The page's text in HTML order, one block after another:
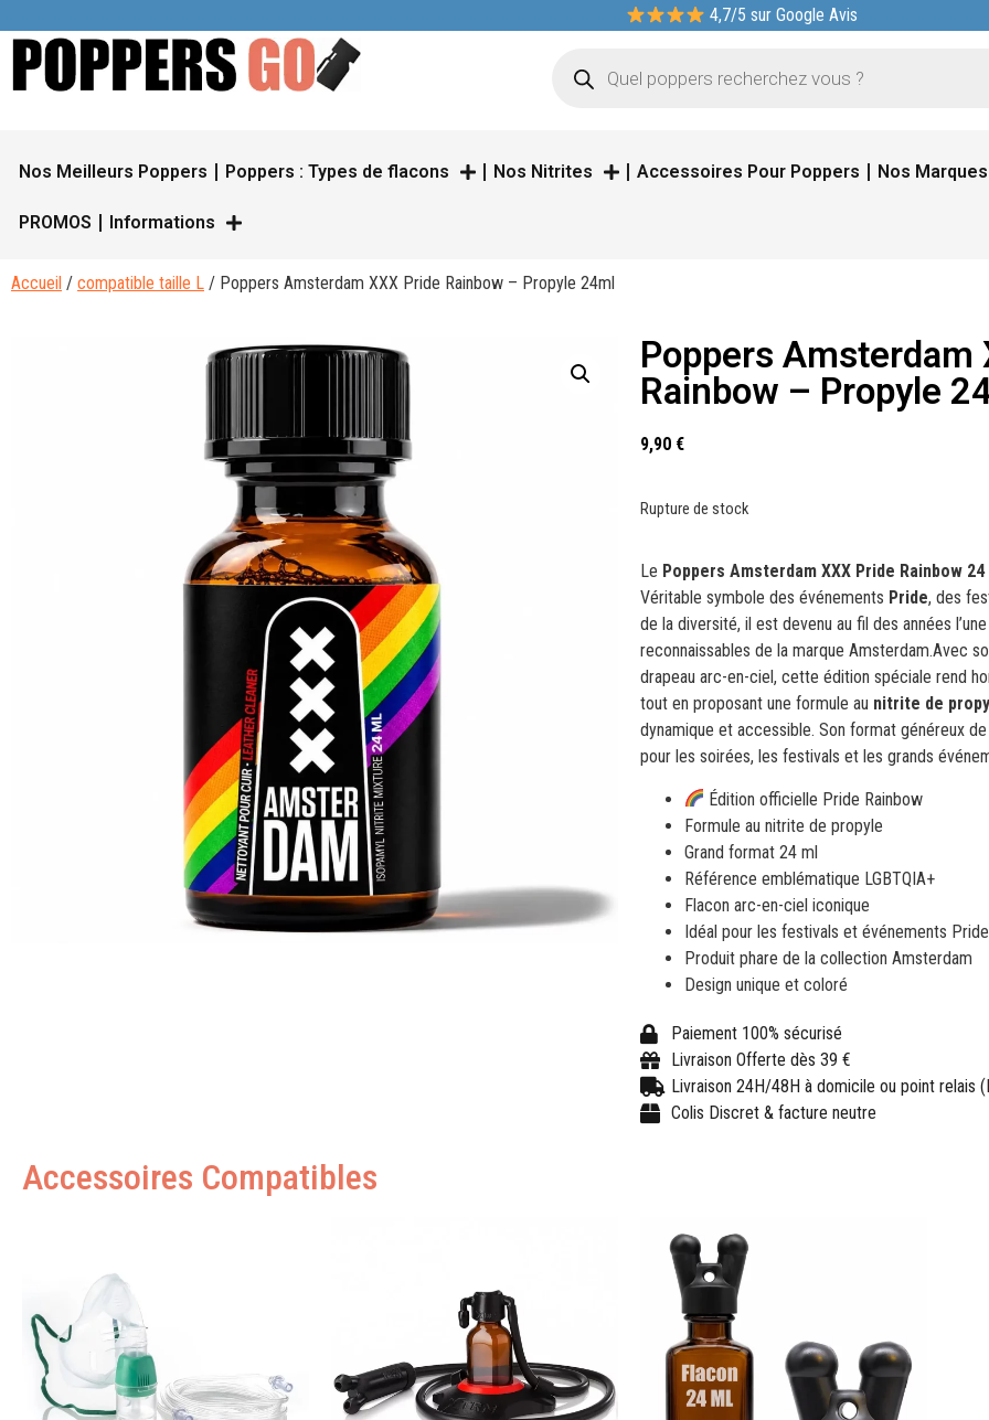
4,7/5 sur Google Avis
Nos Meilleurs Poppers Poppers : Types de flacons Nos Nitrites Accessoires Pour Poppers Nos Marques
PROMOS Informations
Accueil / compatible taille L / Poppers Amsterdam XXX Pride Rainbow – Propyle 24ml
Poppers Amsterdam
Rainbow – Propyle
9,90 €
Rupture de stock
Le Poppers Amsterdam XXX Pride Rainbow 24
Véritable symbole des événements Pride, des
de la diversité, il est devenu au fil des années
reconnaissables de la marque Amsterdam.Avec
drapeau arc-en-ciel, cette édition spéciale rend
tout en proposant une formule au nitrite de
dynamique et accessible. Son format généreux de
pour les soirées, les festivals et les grands
Édition officielle Pride Rainbow
Formule au nitrite de propyle
Grand format 24 ml
Référence emblématique LGBTQIA+
Flacon arc-en-ciel iconique
Idéal pour les festivals et événements Pride
Produit phare de la collection Amsterdam
Design unique et coloré
Paiement 100% sécurisé
Livraison Offerte dès 39 €
Livraison 24H/48H à domicile ou point relais
Colis Discret & facture neutre
Accessoires Compatibles